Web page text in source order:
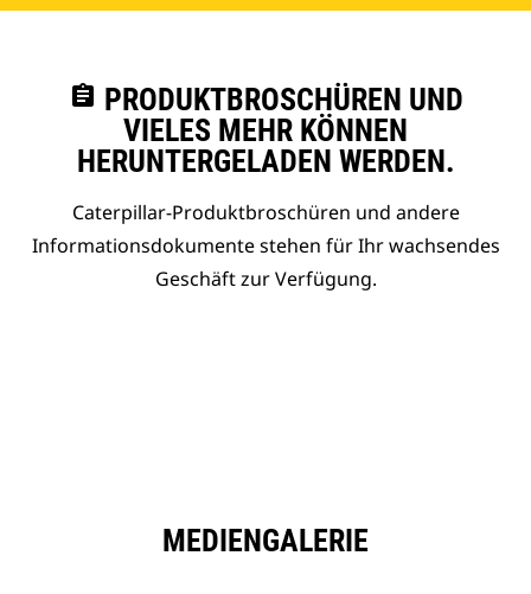
assignment PRODUKTBROSCHÜREN UND
VIELES MEHR KÖNNEN
HERUNTERGELADEN WERDEN.
Caterpillar-Produktbroschüren und andere
Informationsdokumente stehen für Ihr wachsendes
Geschäft zur Verfügung.
MEDIENGALERIE